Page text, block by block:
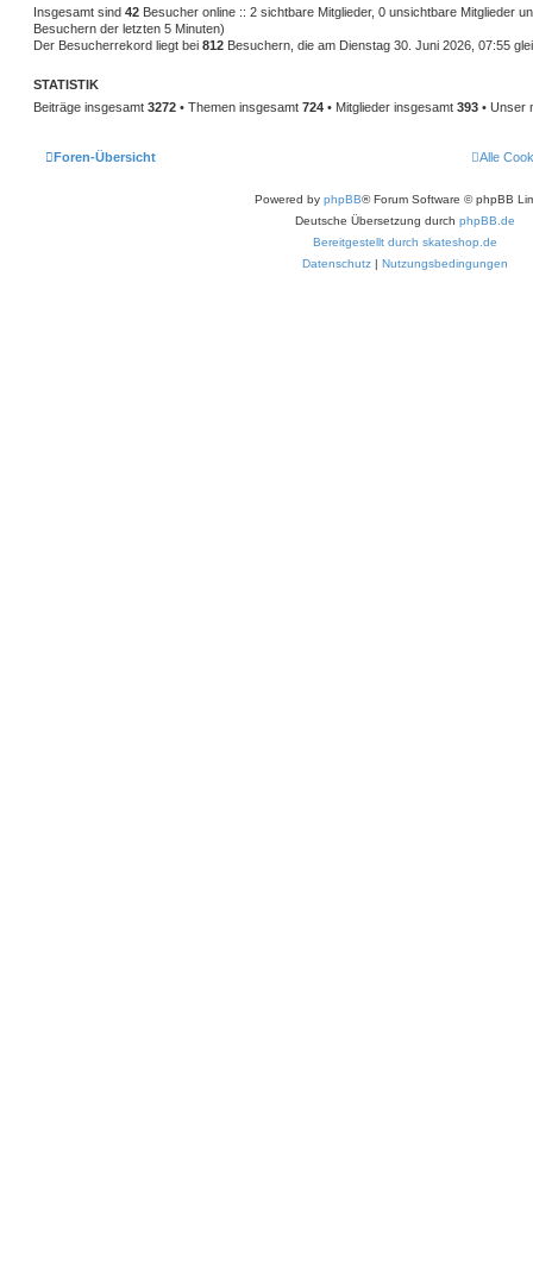
Insgesamt sind 42 Besucher online :: 2 sichtbare Mitglieder, 0 unsichtbare Mitglieder
Besuchern der letzten 5 Minuten)
Der Besucherrekord liegt bei 812 Besuchern, die am Dienstag 30. Juni 2026, 07:55
STATISTIK
Beiträge insgesamt 3272 • Themen insgesamt 724 • Mitglieder insgesamt 393 • Unser
Foren-Übersicht Alle
Powered by phpBB® Forum Software © phpBB
Deutsche Übersetzung durch phpBB.de
Bereitgestellt durch skateshop.de
Datenschutz | Nutzungsbedingungen